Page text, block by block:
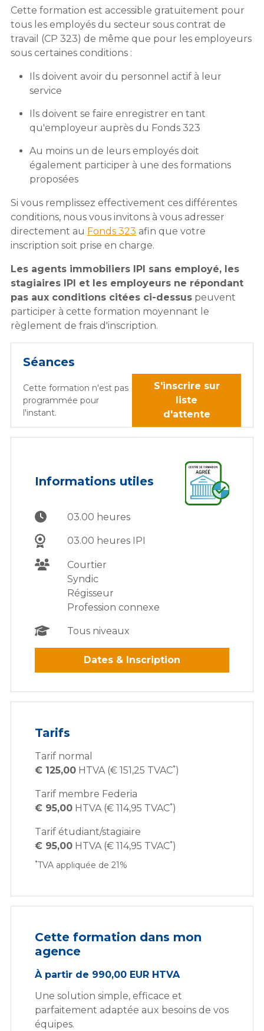
Cette formation est accessible gratuitement pour
tous les employés du secteur sous contrat de
travail (CP 323) de même que pour les employeurs
sous certaines conditions :
Ils doivent avoir du personnel actif à leur
service
Ils doivent se faire enregistrer en tant
qu'employeur auprès du Fonds 323
Au moins un de leurs employés doit
également participer à une des formations
proposées
Si vous remplissez effectivement ces différentes
conditions, nous vous invitons à vous adresser
directement au Fonds 323 afin que votre
inscription soit prise en charge.
Les agents immobiliers IPI sans employé, les
stagiaires IPI et les employeurs ne répondant
pas aux conditions citées ci-dessus peuvent
participer à cette formation moyennant le
règlement de frais d'inscription.
Séances
Cette formation n'est pas
programmée pour
l'instant.
S'inscrire sur
liste
d'attente
Informations utiles
03.00 heures
03.00 heures IPI
Courtier
Syndic
Régisseur
Profession connexe
Tous niveaux
Dates & Inscription
Tarifs
Tarif normal
€ 125,00 HTVA (€ 151,25 TVAC*)
Tarif membre Federia
€ 95,00 HTVA (€ 114,95 TVAC*)
Tarif étudiant/stagiaire
€ 95,00 HTVA (€ 114,95 TVAC*)
*TVA appliquée de 21%
Cette formation dans mon
agence
À partir de 990,00 EUR HTVA
Une solution simple, efficace et
parfaitement adaptée aux besoins de vos
équipes.